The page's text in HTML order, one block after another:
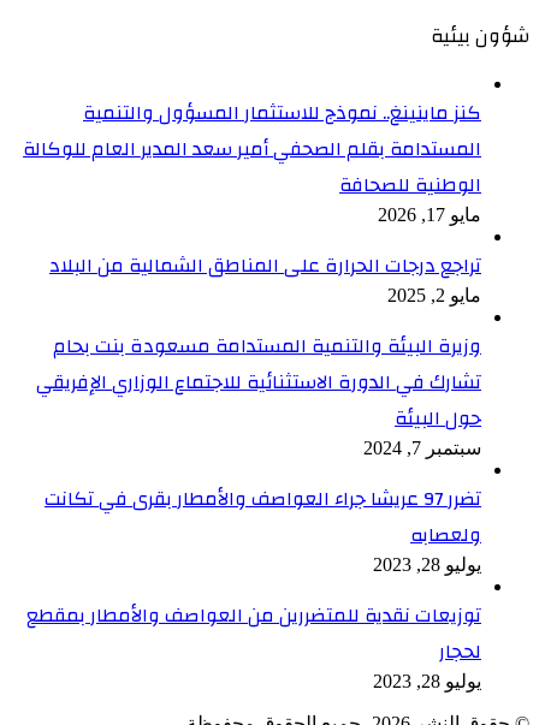
شؤون بيئية
كنز ماينينغ.. نموذج للاستثمار المسؤول والتنمية
المستدامة بقلم الصحفي أمير سعد المدير العام للوكالة
الوطنية للصحافة
مايو 17, 2026
تراجع درجات الحرارة على المناطق الشمالية من البلاد
مايو 2, 2025
وزيرة البيئة والتنمية المستدامة مسعودة بنت بحام
تشارك في الدورة الاستثنائية للاجتماع الوزاري الإفريقي
حول البيئة
سبتمبر 7, 2024
تضرر 97 عريشا جراء العواصف والأمطار بقرى في تكانت
ولعصابه
يوليو 28, 2023
توزيعات نقدية للمتضررين من العواصف والأمطار بمقطع
لحجار
يوليو 28, 2023